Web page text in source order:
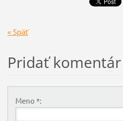
« Späť
Pridať komentár
Meno *: